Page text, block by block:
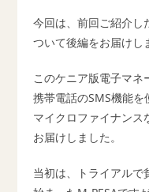
今回は、前回ご紹介し
ついて後編をお届けし
このケニア版電子マネ
携帯電話のSMS機能を
マイクロファイナンス
お届けしました。
当初は、トライアルで